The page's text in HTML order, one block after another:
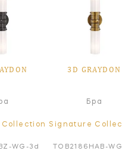
WG-3d
3D GRAYDON
Бра
Signature
TOB2186HAB-